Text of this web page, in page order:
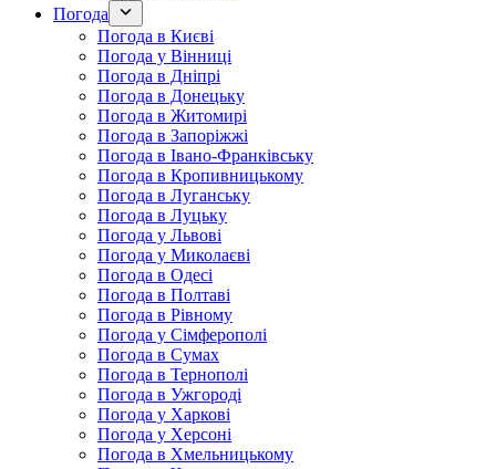
Погода
Погода в Києві
Погода у Вінниці
Погода в Дніпрі
Погода в Донецьку
Погода в Житомирі
Погода в Запоріжжі
Погода в Івано-Франківську
Погода в Кропивницькому
Погода в Луганську
Погода в Луцьку
Погода у Львові
Погода у Миколаєві
Погода в Одесі
Погода в Полтаві
Погода в Рівному
Погода у Сімферополі
Погода в Сумах
Погода в Тернополі
Погода в Ужгороді
Погода у Харкові
Погода у Херсоні
Погода в Хмельницькому